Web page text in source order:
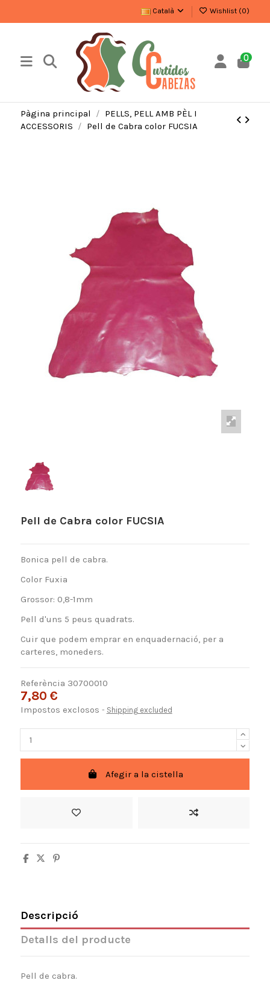
Català Wishlist (0)
0
Pàgina principal
PELLS, PELL AMB PÈL I
ACCESSORIS
Pell de Cabra color FUCSIA
Pell de Cabra color FUCSIA
Bonica pell de cabra.
Color Fuxia
Grossor: 0,8-1mm
Pell d'uns 5 peus quadrats.
Cuir que podem emprar en enquadernació, per a
carteres, moneders.
Referència 30700010
7,80 €
Impostos exclosos Shipping excluded
Afegir a la cistella
Descripció
Detalls del producte
Pell de cabra.